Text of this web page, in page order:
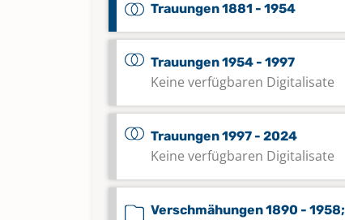
Trauungen 1881 - 1954
Trauungen 1954 - 1997
Keine verfügbaren Digitalisate
Trauungen 1997 - 2024
Keine verfügbaren Digitalisate
Verschmähungen 1890 - 1958;